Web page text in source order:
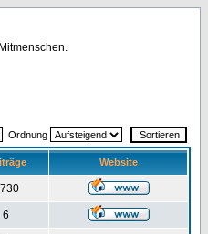
Ordnung
Website
6